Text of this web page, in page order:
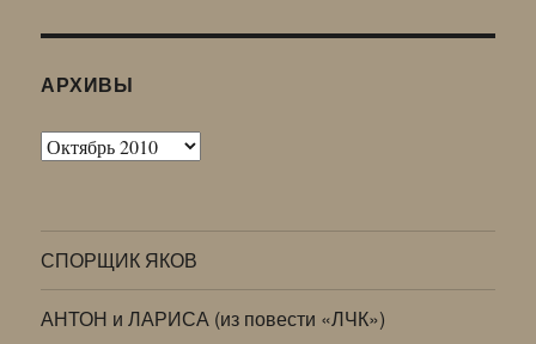
АРХИВЫ
Архивы
СПОРЩИК ЯКОВ
АНТОН и ЛАРИСА (из повести «ЛЧК»)